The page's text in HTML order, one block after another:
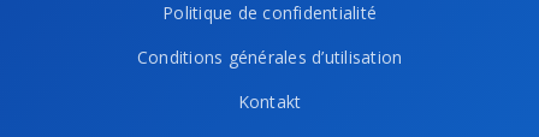
Politique de confidentialité
Conditions générales d’utilisation
Kontakt